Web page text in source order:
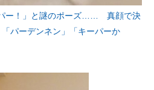
パー！」と謎のポーズ…… 真顔で決
パーデンネン」「キーパーか